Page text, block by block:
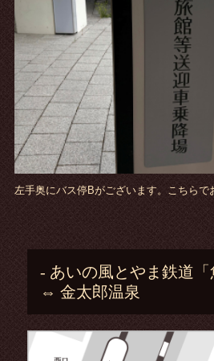
左手奥にバス停Bがございます。こちらで
- あいの風とやま鉄道「
⇔ 金太郎温泉